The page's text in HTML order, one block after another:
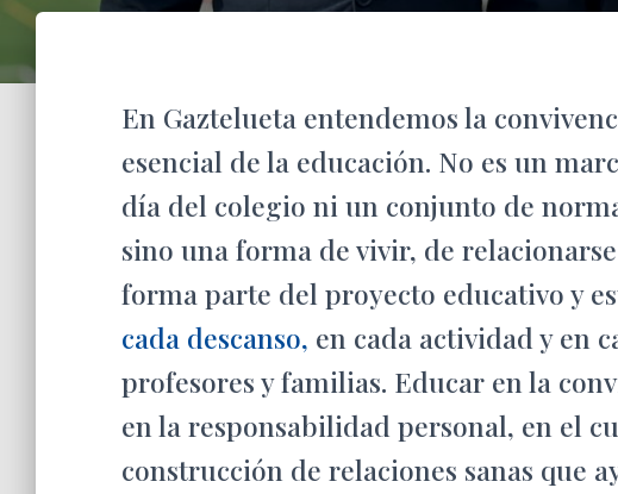
En Gaztelueta entendemos la
esencial de la educación. No es un
día del colegio ni un conjunto de
sino una forma de vivir, de
forma parte del proyecto educativo y
cada descanso, en cada actividad y en
profesores y familias. Educar en la
en la responsabilidad personal, en el
construcción de relaciones sanas que